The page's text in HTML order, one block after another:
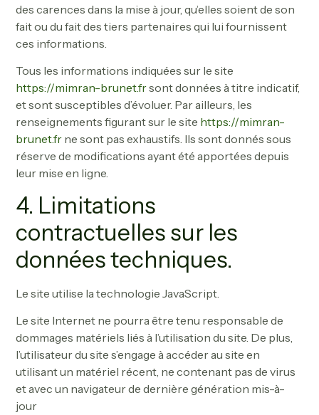
des carences dans la mise à jour, qu’elles soient de son
fait ou du fait des tiers partenaires qui lui fournissent
ces informations.
Tous les informations indiquées sur le site
https://mimran-brunet.frsont données à titre indicatif,
et sont susceptibles d’évoluer. Par ailleurs, les
renseignements figurant sur le site https://mimran-
brunet.fr ne sont pas exhaustifs. Ils sont donnés sous
réserve de modifications ayant été apportées depuis
leur mise en ligne.
4. Limitations
contractuelles sur les
données techniques.
Le site utilise la technologie JavaScript.
Le site Internet ne pourra être tenu responsable de
dommages matériels liés à l’utilisation du site. De plus,
l’utilisateur du site s’engage à accéder au site en
utilisant un matériel récent, ne contenant pas de virus
et avec un navigateur de dernière génération mis-à-
jour